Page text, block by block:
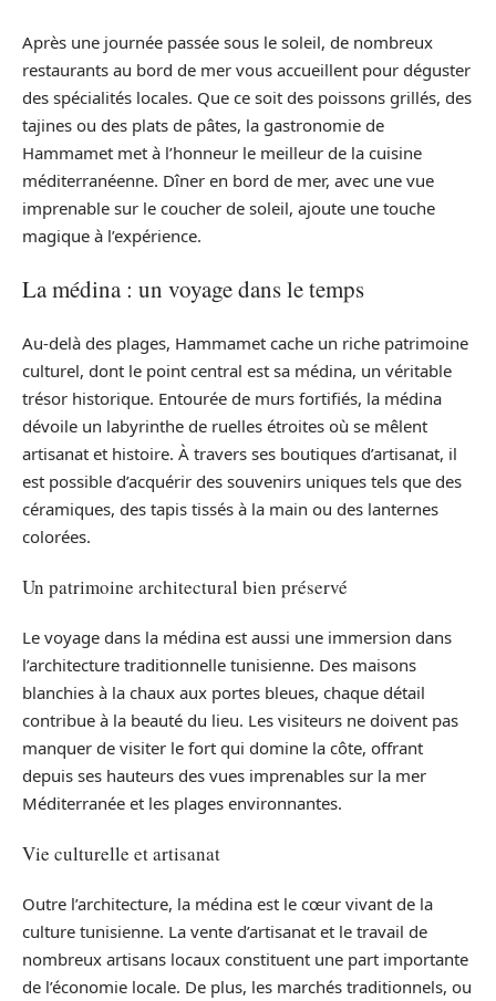
Après une journée passée sous le soleil, de nombreux
restaurants au bord de mer vous accueillent pour déguster
des spécialités locales. Que ce soit des poissons grillés, des
tajines ou des plats de pâtes, la gastronomie de
Hammamet met à l’honneur le meilleur de la cuisine
méditerranéenne. Dîner en bord de mer, avec une vue
imprenable sur le coucher de soleil, ajoute une touche
magique à l’expérience.
La médina : un voyage dans le temps
Au-delà des plages, Hammamet cache un riche patrimoine
culturel, dont le point central est sa médina, un véritable
trésor historique. Entourée de murs fortifiés, la médina
dévoile un labyrinthe de ruelles étroites où se mêlent
artisanat et histoire. À travers ses boutiques d’artisanat, il
est possible d’acquérir des souvenirs uniques tels que des
céramiques, des tapis tissés à la main ou des lanternes
colorées.
Un patrimoine architectural bien préservé
Le voyage dans la médina est aussi une immersion dans
l’architecture traditionnelle tunisienne. Des maisons
blanchies à la chaux aux portes bleues, chaque détail
contribue à la beauté du lieu. Les visiteurs ne doivent pas
manquer de visiter le fort qui domine la côte, offrant
depuis ses hauteurs des vues imprenables sur la mer
Méditerranée et les plages environnantes.
Vie culturelle et artisanat
Outre l’architecture, la médina est le cœur vivant de la
culture tunisienne. La vente d’artisanat et le travail de
nombreux artisans locaux constituent une part importante
de l’économie locale. De plus, les marchés traditionnels, ou